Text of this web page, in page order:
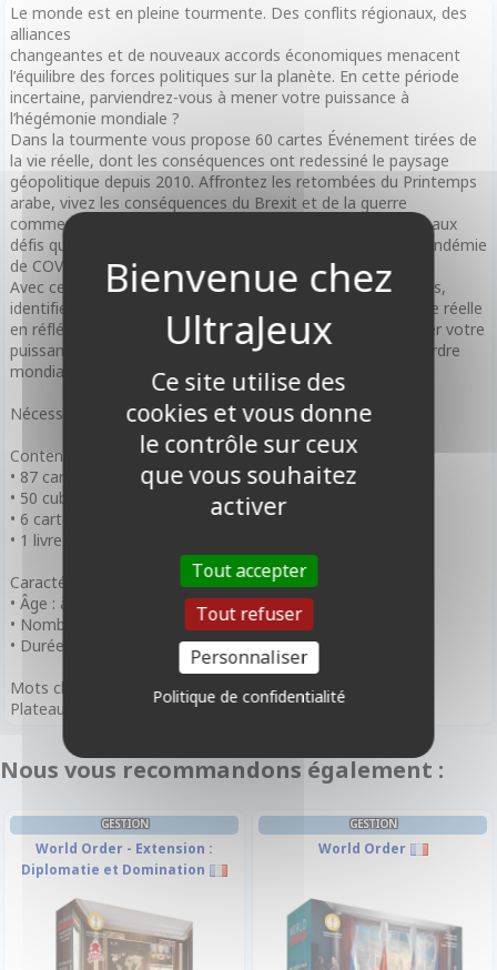
Le monde est en pleine tourmente. Des conflits régionaux, des
alliances
changeantes et de nouveaux accords économiques menacent
l’équilibre des forces politiques sur la planète. En cette période
incertaine, parviendrez-vous à mener votre puissance à
l’hégémonie mondiale ?
Dans la tourmente vous propose 60 cartes Événement tirées de
la vie réelle, dont les conséquences ont redessiné le paysage
géopolitique depuis 2010. Affrontez les retombées du Printemps
arabe, vivez les conséquences du Brexit et de la guerre
commerciale entre les États-Unis et la Chine, et répondez aux
défis que représentent la montée de l’État Islamique, la pandémie
de COVID-19 et l’invasion de l’Ukraine par la Russie.
Avec cette extension, vous devrez répondre à des menaces,
identifier des opportunités et simuler les scénarios de la vie réelle
en réfléchissant soigneusement à vos décisions pour guider votre
puissance à travers les courants changeants d’un nouvel ordre
mondial.
Nécessite le jeu de base World Order.
Contenu :
• 87 cartes
• 50 cubes en bois
• 6 cartes Projet
• 1 livret de règles
Caractéristiques
• Âge : à partir de 14 ans
• Nombre de Joueurs 2 à 4 joueurs
• Durée de Partie : 45 minutes par joueur
Mots clefs
Plateau, Ressources, Tuiles
Nous vous recommandons également :
GESTION
World Order - Extension :
Diplomatie et Domination
GESTION
World Order
Ce site utilise des
cookies et vous donne
le contrôle sur ceux
que vous souhaitez
activer
Tout accepter
Tout refuser
Personnaliser
Politique de confidentialité